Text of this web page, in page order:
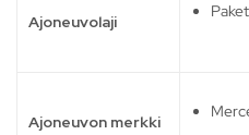
Ajoneuvolaji
Ajoneuvon merkki